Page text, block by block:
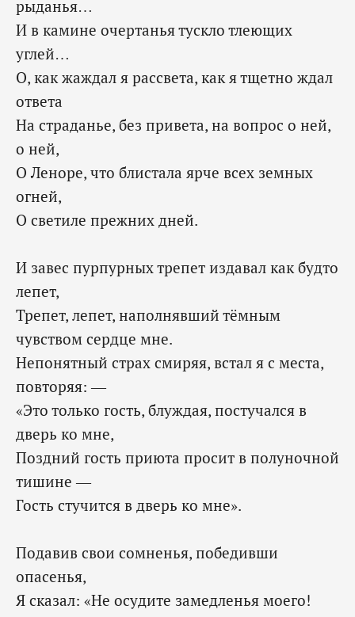
рыданья…
И в камине очертанья тускло тлеющих
углей…
О, как жаждал я рассвета, как я тщетно ждал
ответа
На страданье, без привета, на вопрос о ней,
о ней,
О Леноре, что блистала ярче всех земных
огней,
‎О светиле прежних дней.
И завес пурпурных трепет издавал как будто
лепет,
Трепет, лепет, наполнявший тёмным
чувством сердце мне.
Непонятный страх смиряя, встал я с места,
повторяя: —
«Это только гость, блуждая, постучался в
дверь ко мне,
Поздний гость приюта просит в полуночной
тишине —
‎Гость стучится в дверь ко мне».
Подавив свои сомненья, победивши
опасенья,
Я сказал: «Не осудите замедленья моего!